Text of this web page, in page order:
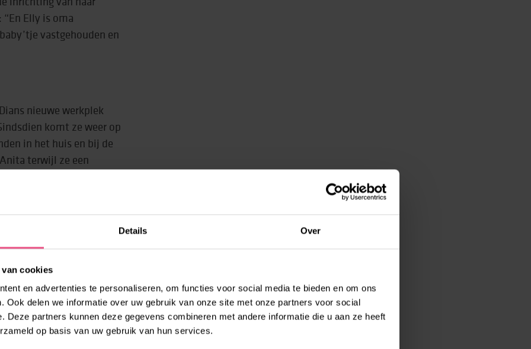
Details Over
cookies
en advertenties te personaliseren, om functies voor social media te bieden en om ons
Ook delen we informatie over uw gebruik van onze site met onze partners voor social
Deze partners kunnen deze gegevens combineren met andere informatie die u aan ze heeft
op basis van uw gebruik van hun services.
Elly is oma
vastgehouden en
nieuwe werkplek
komt ze weer op
in het huis en bij de
terwijl ze een
wat voer toegooit.
languit in de luie
hadden we een
van gezelligheid
bij in onze familie.
altijd even langs.”
manier een belasting.
een extra
echt niks met werk